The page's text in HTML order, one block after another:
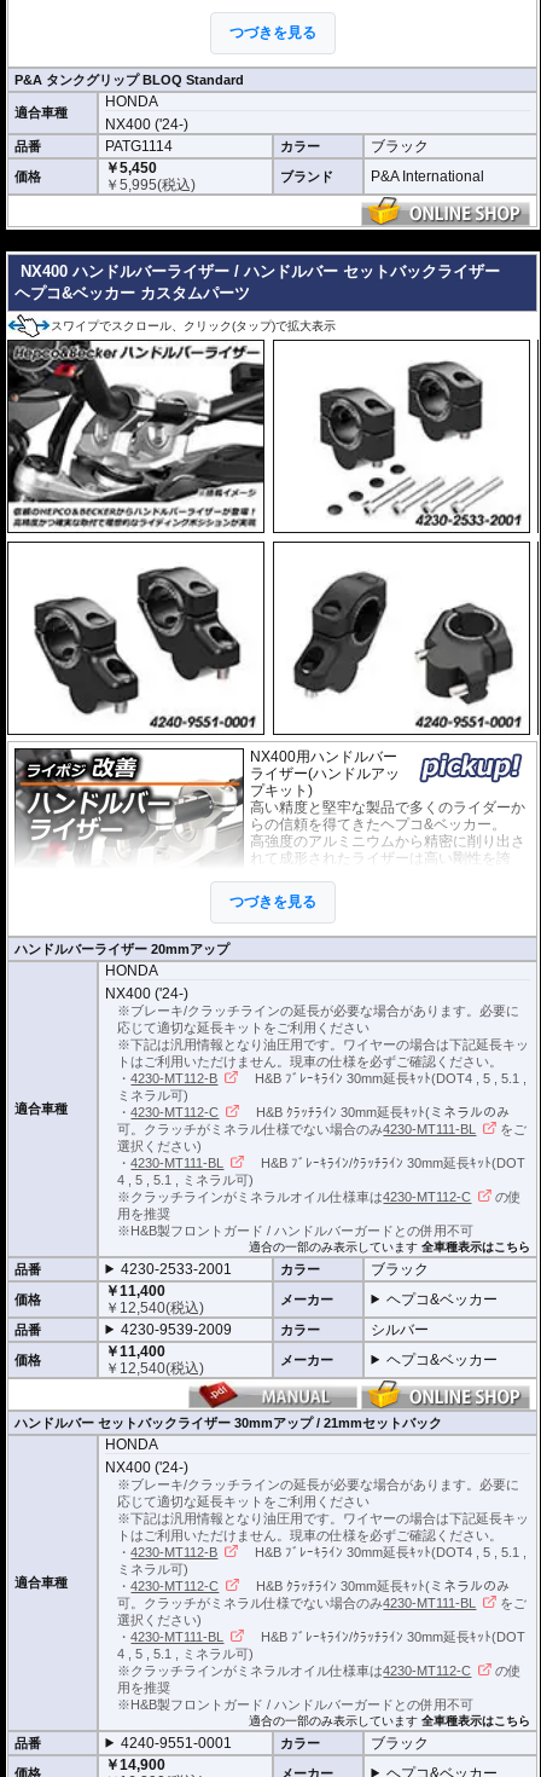
の3D形状に合わせて開発。マシンに最適な
形状・ポジションを実現しています。さら
に機能性を徹底的に追求した結果、このパ
ッドために専用に開発された特別な素材を使用しています。
「P&A タンクグリップ BLOQ Standard」 :
グリップの際にタンクサイズに違和感がなく、高い一体感を生み出していま
す。パッド表面には適度な摩擦抵抗があり、十分なグリップ性能と保護性能を
発揮します。
※取付キット付属 : 取り付けに便利なクリーニングクロス、脱脂用アルコール
シート、気泡の混入を防ぎ、きれいに仕上げるスキージがセットになっていま
す。
つづきを見る
P&A タンクグリップ BLOQ Standard
適合車種
HONDA
NX400 ('24-)
品番 PATG1114 カラー ブラック
価格
￥5,450
￥5,995(税込) ブランド P&A International
NX400 ハンドルバーライザー / ハンドルバー セットバックライザー
ヘプコ&ベッカー カスタムパーツ
スワイプでスクロール、クリック(タップ)で拡大表示
NX400用ハンドルバー
ライザー(ハンドルアッ
プキット)
高い精度と堅牢な製品で多くのライダーか
らの信頼を得てきたヘプコ&ベッカー。
高強度のアルミニウムから精密に削り出さ
れて成形されたライザーは高い剛性を誇
れることもありません。
EUの工業製品安全規格「TÜV」を取得
し、他のヘプコの商品と同様に高い安全
性、信頼性の商品となっております。
※車体の個体差によりブレーキ/クラッチラインの延長が必要な場合がありま
ブレーキ/クラッチラインの延長にはヘプコ&ベッカーの延長キットがおすすめ
をご確認ください。
つづきを見る
ハンドルバーライザー 20mmアップ
適合車種
HONDA
NX400 ('24-)
※ブレーキ/クラッチラインの延長が必要な場合があります。必要に
応じて適切な延長キットをご利用ください
※下記は汎用情報となり油圧用です。ワイヤーの場合は下記延長キッ
トはご利用いただけません。現車の仕様を必ずご確認ください。
・4230-MT112-B
H&B ﾌﾞﾚｰｷﾗｲﾝ 30mm延長ｷｯﾄ(DOT4 , 5 , 5.1 ,
ミネラル可)
・4230-MT112-C
H&B ｸﾗｯﾁﾗｲﾝ 30mm延長ｷｯﾄ(ミネラルのみ
可。クラッチがミネラル仕様でない場合のみ4230-MT111-BL
をご
選択ください)
・4230-MT111-BL
H&B ﾌﾞﾚｰｷﾗｲﾝ/ｸﾗｯﾁﾗｲﾝ 30mm延長ｷｯﾄ(DOT
4 , 5 , 5.1 , ミネラル可)
※クラッチラインがミネラルオイル仕様車は4230-MT112-C
の使
用を推奨
※H&B製フロントガード / ハンドルバーガードとの併用不可
適合の一部のみ表示しています全車種表示はこちら
品番 4230-2533-2001 カラー ブラック
価格
￥11,400
￥ 12,540(税込) メーカー ヘプコ&ベッカー
品番 4230-9539-2009 カラー シルバー
価格
￥11,400
￥ 12,540(税込) メーカー ヘプコ&ベッカー
ハンドルバー セットバックライザー 30mmアップ / 21mmセットバック
適合車種
HONDA
NX400 ('24-)
※ブレーキ/クラッチラインの延長が必要な場合があります。必要に
応じて適切な延長キットをご利用ください
※下記は汎用情報となり油圧用です。ワイヤーの場合は下記延長キッ
トはご利用いただけません。現車の仕様を必ずご確認ください。
・4230-MT112-B
H&B ﾌﾞﾚｰｷﾗｲﾝ 30mm延長ｷｯﾄ(DOT4 , 5 , 5.1 ,
ミネラル可)
・4230-MT112-C
H&B ｸﾗｯﾁﾗｲﾝ 30mm延長ｷｯﾄ(ミネラルのみ
可。クラッチがミネラル仕様でない場合のみ4230-MT111-BL
をご
選択ください)
・4230-MT111-BL
H&B ﾌﾞﾚｰｷﾗｲﾝ/ｸﾗｯﾁﾗｲﾝ 30mm延長ｷｯﾄ(DOT
4 , 5 , 5.1 , ミネラル可)
※クラッチラインがミネラルオイル仕様車は4230-MT112-C
の使
用を推奨
※H&B製フロントガード / ハンドルバーガードとの併用不可
適合の一部のみ表示しています全車種表示はこちら
品番 4240-9551-0001 カラー ブラック
価格
￥14,900
メーカー ヘプコ&ベッカー